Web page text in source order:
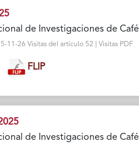
de Investigaciones de Café
11-26 Visitas del artículo 52 | Visitas PDF
FLIP
de Investigaciones de Café